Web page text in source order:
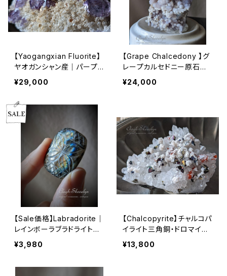
【Yaogangxian Fluorite】
ヤオガンシャン産｜パープ
ルフローライト原石｜ 中国
湖南省｜蛍石｜約168g｜
¥29,000
【Grape Chalcedony 】グ
レープカルセドニー原石｜
インドネシア（Indonesia）
スラウェシ産｜約126g｜鉱
¥24,000
【Sale価格】Labradorite｜
レインボーラブラドライト｜
No.6｜彫刻入りカボション
｜1点物｜マクラメ編み ｜
¥3,980
【Chalcopyrite】チャルコパ
イライト三角銅・ドロマイト
＆クォーツ No.2｜原石｜鉱
物標本｜レアストーン｜湖
¥13,800